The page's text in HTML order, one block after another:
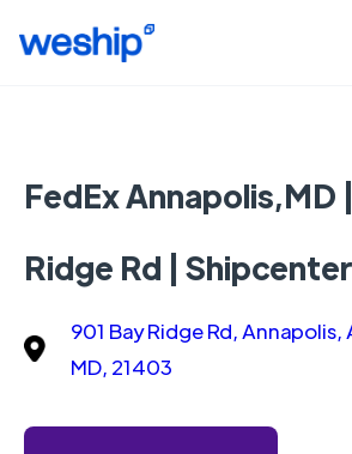
FedEx Annapolis,MD
Ridge Rd | Shipcenter
901 Bay Ridge Rd,
MD, 21403